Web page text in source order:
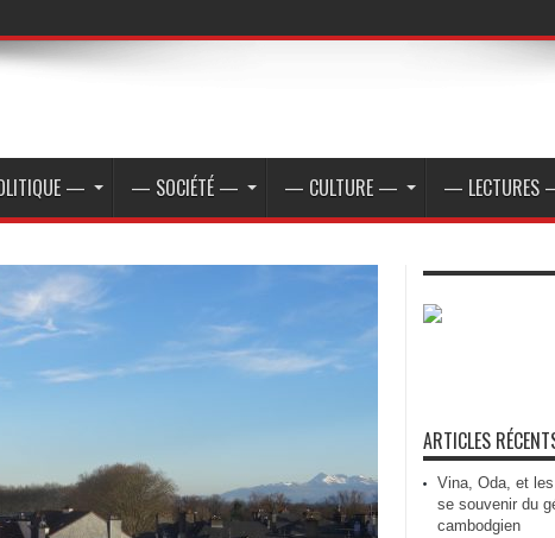
— — SOCIÉTÉ — — CULTURE — — LECTURES
ARTICLES
Vina, Oda, et
se souvenir du
cambodgien